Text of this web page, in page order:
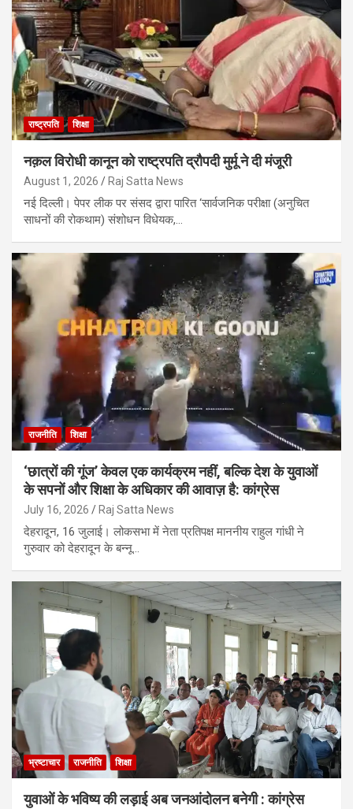
राष्ट्रपति शिक्षा
नक़ल विरोधी कानून को राष्ट्रपति द्रौपदी मुर्मू ने दी मंजूरी
August 1, 2026 Raj Satta News
नई दिल्ली। पेपर लीक पर संसद द्वारा पारित ‘सार्वजनिक परीक्षा (अनुचित
साधनों की रोकथाम) संशोधन विधेयक,…
राजनीति शिक्षा
‘छात्रों की गूंज’ केवल एक कार्यक्रम नहीं, बल्कि देश के युवाओं
के सपनों और शिक्षा के अधिकार की आवाज़ है: कांग्रेस
July 16, 2026 Raj Satta News
देहरादून, 16 जुलाई। लोकसभा में नेता प्रतिपक्ष माननीय राहुल गांधी ने
गुरुवार को देहरादून के बन्नू…
भ्रष्टाचार राजनीति शिक्षा
युवाओं के भविष्य की लड़ाई अब जनआंदोलन बनेगी : कांग्रेस